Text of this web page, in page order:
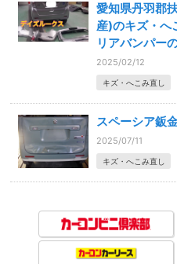
愛知県丹羽郡
産)のキズ・へ
リアバンパー
2025/02/12
キズ・へこみ直し
スペーシア鈑
2025/07/11
キズ・へこみ直し